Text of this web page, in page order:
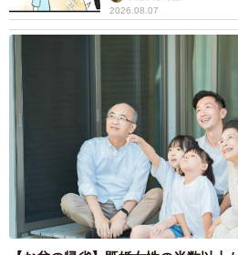
2026.08.07